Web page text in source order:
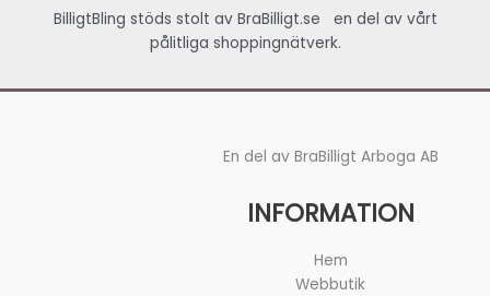
BilligtBling stöds stolt av BraBilligt.se
en del av vårt
pålitliga shoppingnätverk.
En del av BraBilligt Arboga AB
INFORMATION
Hem
Webbutik